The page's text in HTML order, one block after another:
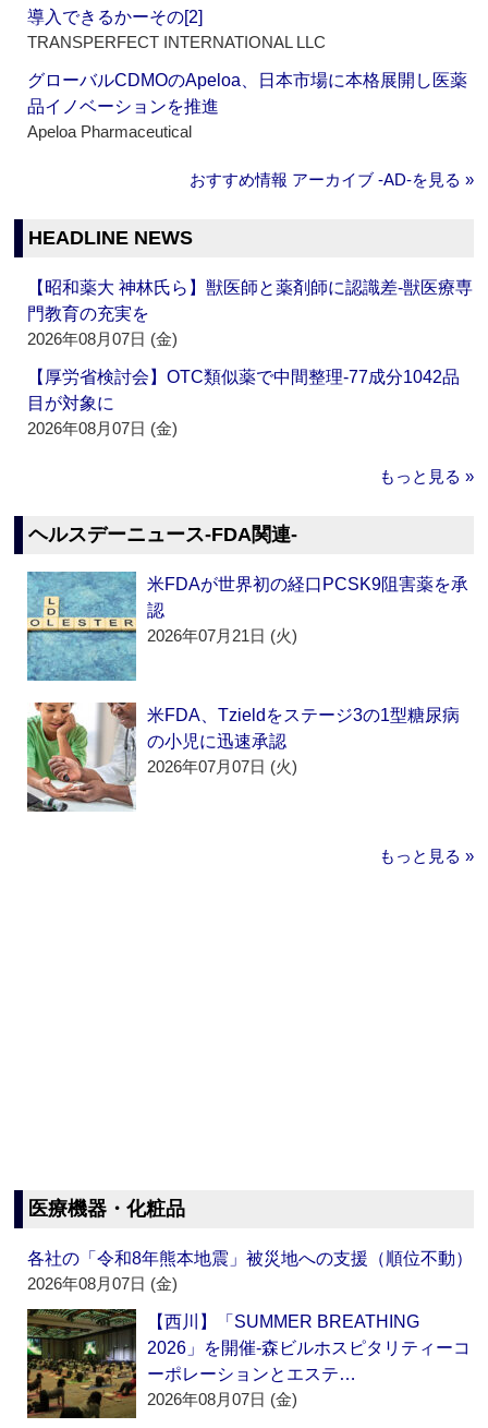
導入できるかーその[2]
TRANSPERFECT INTERNATIONAL LLC
グローバルCDMOのApeloa、日本市場に本格展開し医薬
品イノベーションを推進
Apeloa Pharmaceutical
おすすめ情報 アーカイブ ‐AD‐を見る »
HEADLINE NEWS
【昭和薬大 神林氏ら】獣医師と薬剤師に認識差‐獣医療専
門教育の充実を
2026年08月07日 (金)
【厚労省検討会】OTC類似薬で中間整理‐77成分1042品
目が対象に
2026年08月07日 (金)
もっと見る »
ヘルスデーニュース‐FDA関連‐
米FDAが世界初の経口PCSK9阻害薬を承
認
2026年07月21日 (火)
米FDA、Tzieldをステージ3の1型糖尿病
の小児に迅速承認
2026年07月07日 (火)
もっと見る »
医療機器・化粧品
各社の「令和8年熊本地震」被災地への支援（順位不動）
2026年08月07日 (金)
【西川】「SUMMER BREATHING
2026」を開催‐森ビルホスピタリティーコ
ーポレーションとエステ…
2026年08月07日 (金)